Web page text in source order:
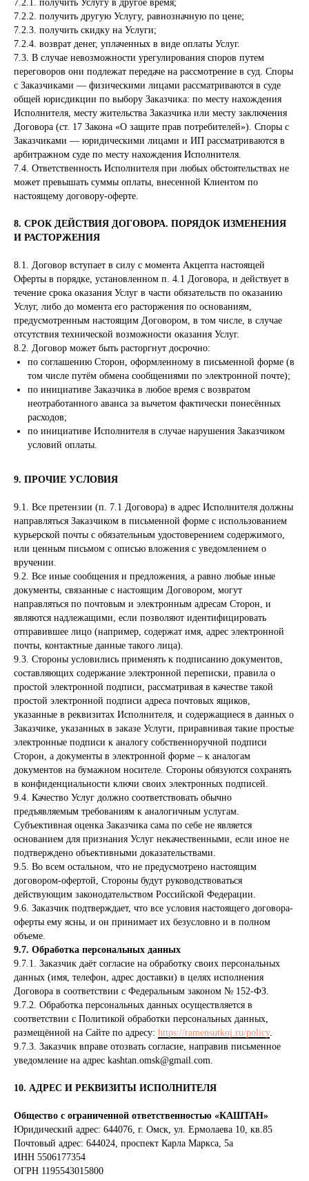
7.2.1. получить Услугу в другое время;
7.2.2. получить другую Услугу, равнозначную по цене;
7.2.3. получить скидку на Услуги;
7.2.4. возврат денег, уплаченных в виде оплаты Услуг.
7.3. В случае невозможности урегулирования споров путем
переговоров они подлежат передаче на рассмотрение в суд. Споры
с Заказчиками — физическими лицами рассматриваются в суде
общей юрисдикции по выбору Заказчика: по месту нахождения
Исполнителя, месту жительства Заказчика или месту заключения
Договора (ст. 17 Закона «О защите прав потребителей»). Споры с
Заказчиками — юридическими лицами и ИП рассматриваются в
арбитражном суде по месту нахождения Исполнителя.
7.4. Ответственность Исполнителя при любых обстоятельствах не
может превышать суммы оплаты, внесенной Клиентом по
настоящему договору-оферте.
8. СРОК ДЕЙСТВИЯ ДОГОВОРА. ПОРЯДОК ИЗМЕНЕНИЯ
И РАСТОРЖЕНИЯ
8.1. Договор вступает в силу с момента Акцепта настоящей
Оферты в порядке, установленном п. 4.1 Договора, и действует в
течение срока оказания Услуг в части обязательств по оказанию
Услуг, либо до момента его расторжения по основаниям,
предусмотренным настоящим Договором, в том числе, в случае
отсутствия технической возможности оказания Услуг.
8.2. Договор может быть расторгнут досрочно:
по соглашению Сторон, оформленному в письменной форме (в
том числе путём обмена сообщениями по электронной почте);
по инициативе Заказчика в любое время с возвратом
неотработанного аванса за вычетом фактически понесённых
расходов;
по инициативе Исполнителя в случае нарушения Заказчиком
условий оплаты.
9. ПРОЧИЕ УСЛОВИЯ
9.1. Все претензии (п. 7.1 Договора) в адрес Исполнителя должны
направляться Заказчиком в письменной форме с использованием
курьерской почты с обязательным удостоверением содержимого,
или ценным письмом с описью вложения с уведомлением о
вручении.
9.2. Все иные сообщения и предложения, а равно любые иные
документы, связанные с настоящим Договором, могут
направляться по почтовым и электронным адресам Сторон, и
являются надлежащими, если позволяют идентифицировать
отправившее лицо (например, содержат имя, адрес электронной
почты, контактные данные такого лица).
9.3. Стороны условились применять к подписанию документов,
составляющих содержание электронной переписки, правила о
простой электронной подписи, рассматривая в качестве такой
простой электронной подписи адреса почтовых ящиков,
указанные в реквизитах Исполнителя, и содержащиеся в данных о
Заказчике, указанных в заказе Услуги, приравнивая такие простые
электронные подписи к аналогу собственноручной подписи
Сторон, а документы в электронной форме – к аналогам
документов на бумажном носителе. Стороны обязуются сохранять
в конфиденциальности ключи своих электронных подписей.
9.4. Качество Услуг должно соответствовать обычно
предъявляемым требованиям к аналогичным услугам.
Субъективная оценка Заказчика сама по себе не является
основанием для признания Услуг некачественными, если иное не
подтверждено объективными доказательствами.
9.5. Во всем остальном, что не предусмотрено настоящим
договором-офертой, Стороны будут руководствоваться
действующим законодательством Российской Федерации.
9.6. Заказчик подтверждает, что все условия настоящего договора-
оферты ему ясны, и он принимает их безусловно и в полном
объеме.
9.7. Обработка персональных данных
9.7.1. Заказчик даёт согласие на обработку своих персональных
данных (имя, телефон, адрес доставки) в целях исполнения
Договора в соответствии с Федеральным законом № 152-ФЗ.
9.7.2. Обработка персональных данных осуществляется в
соответствии с Политикой обработки персональных данных,
размещённой на Сайте по адресу: https://ramensutkoj.ru/policy.
9.7.3. Заказчик вправе отозвать согласие, направив письменное
уведомление на адрес kashtan.omsk@gmail.com.
10. АДРЕС И РЕКВИЗИТЫ ИСПОЛНИТЕЛЯ
Общество с ограниченной ответственностью «КАШТАН»
Юридический адрес: 644076, г. Омск, ул. Ермолаева 10, кв.85
Почтовый адрес: 644024, проспект Карла Маркса, 5а
ИНН 5506177354
ОГРН 1195543015800